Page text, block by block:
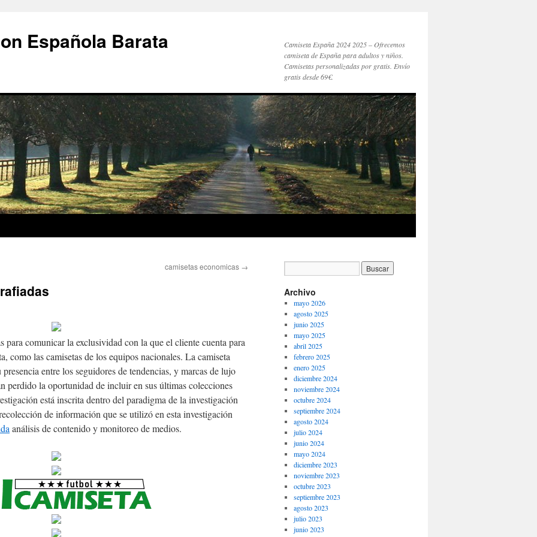
Española Barata
Camiseta España 2024 2025 – Ofrecemos
camiseta de España para adultos y niños.
Camisetas personalizadas por gratis. Envío
gratis desde 69€.
camisetas economicas →
para comunicar la exclusividad con la que el cliente cuenta para
como las camisetas de los equipos nacionales. La camiseta
entre los seguidores de tendencias, y marcas de lujo
perdido la oportunidad de incluir en sus últimas colecciones
está inscrita dentro del paradigma de la investigación
de información que se utilizó en esta investigación
análisis de contenido y monitoreo de medios.
Archivo
mayo 2026
agosto 2025
junio 2025
mayo 2025
abril 2025
febrero 2025
enero 2025
diciembre 2024
noviembre 2024
octubre 2024
septiembre 2024
agosto 2024
julio 2024
junio 2024
mayo 2024
diciembre 2023
noviembre 2023
octubre 2023
septiembre 2023
agosto 2023
julio 2023
junio 2023